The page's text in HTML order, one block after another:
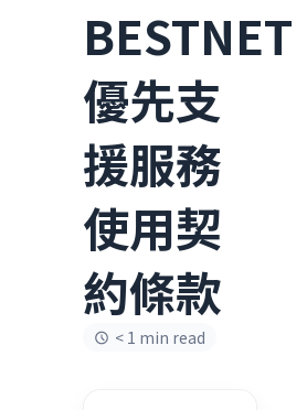
BESTNET
優先支
援服務
使用契
約條款
< 1 min read